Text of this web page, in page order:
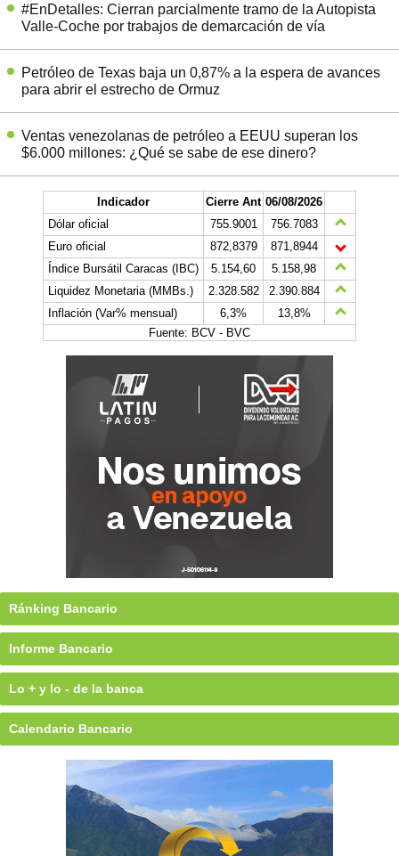
#EnDetalles: Cierran parcialmente tramo de la Autopista
Valle-Coche por trabajos de demarcación de vía
Petróleo de Texas baja un 0,87% a la espera de avances
para abrir el estrecho de Ormuz
Ventas venezolanas de petróleo a EEUU superan los
$6.000 millones: ¿Qué se sabe de ese dinero?
Indicador Cierre Ant 06/08/2026
Dólar oficial
755.9001
756.7083
Euro oficial
872,8379
871,8944
Índice Bursátil Caracas (IBC)
5.154,60
5.158,98
Liquidez Monetaria (MMBs.)
2.328.582
2.390.884
Inflación (Var% mensual)
6,3%
13,8%
Fuente: BCV - BVC
Ránking Bancario
Informe Bancario
Lo + y lo - de la banca
Calendario Bancario